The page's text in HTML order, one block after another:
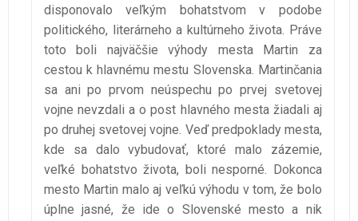
disponovalo veľkým bohatstvom v podobe
politického, literárneho a kultúrneho života. Práve
toto boli najväčšie výhody mesta Martin za
cestou k hlavnému mestu Slovenska. Martinčania
sa ani po prvom neúspechu po prvej svetovej
vojne nevzdali a o post hlavného mesta žiadali aj
po druhej svetovej vojne. Veď predpoklady mesta,
kde sa dalo vybudovať, ktoré malo zázemie,
veľké bohatstvo života, boli nesporné. Dokonca
mesto Martin malo aj veľkú výhodu v tom, že bolo
úplne jasné, že ide o Slovenské mesto a nik